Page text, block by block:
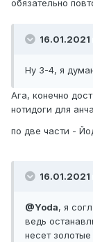
обязательно
Ну 3-4, я
Ага, конечно
нотидоги для
по две части -
16.01.2021
@Yoda, я
ведь
несет